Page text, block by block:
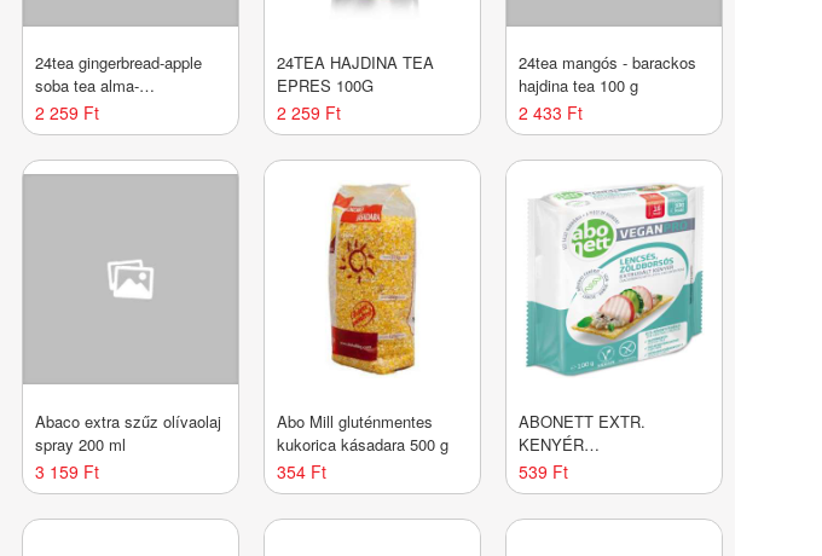
24tea gingerbread-apple
soba tea alma-
mézeskalács hajdina tea
100 g
2 259 Ft
24TEA HAJDINA TEA
EPRES 100G
2 259 Ft
24tea mangós - barackos
hajdina tea 100 g
2 433 Ft
Abaco extra szűz olívaolaj
spray 200 ml
3 159 Ft
Abo Mill gluténmentes
kukorica kásadara 500 g
354 Ft
ABONETT EXTR.
KENYÉR
VEGANP.LENCS-
ZBORSÓ
539 Ft